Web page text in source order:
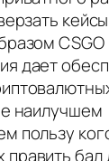
CSGO
дает
наилучшем
пользу